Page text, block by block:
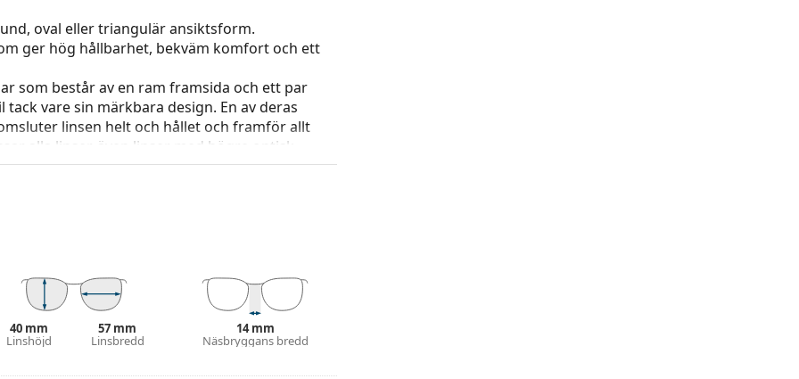
oval eller triangulär ansiktsform.
ger hög hållbarhet, bekväm komfort och ett
som består av en ram framsida och ett par
vare sin märkbara design. En av deras
linsen helt och hållet och framför allt
alla linser, även linser med högre optisk
skötsel av glasögon. Observera att vissa
eller kolla in vår glasögonguide
om du
före användning
40 mm
Linshöjd
57 mm
Linsbredd
14 mm
Näsbryggans bredd